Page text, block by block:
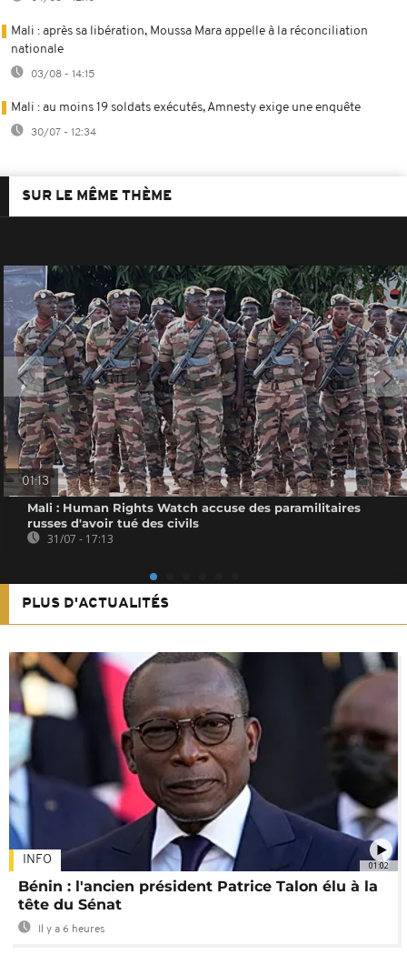
Mali : après sa libération, Moussa Mara appelle à la réconciliation
nationale
03/08 - 14:15
Mali : au moins 19 soldats exécutés, Amnesty exige une enquête
30/07 - 12:34
SUR LE MÊME THÈME
01:13
Mali : Human Rights Watch accuse des paramilitaires
russes d'avoir tué des civils
31/07 - 17:13
PLUS D'ACTUALITÉS
01:02
INFO
Bénin : l'ancien président Patrice Talon élu à la
tête du Sénat
Il y a 6 heures